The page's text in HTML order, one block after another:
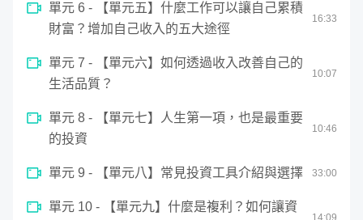
「投資工具」與「投資規劃」放入課程，我會清楚告訴大
家，每個工具你要如何運用，並介紹一個最簡單、最省時，
卻能讓你贏過大多數投資人的投資方法，讓你更懂得如何做
長期的投資規劃，讓資產穩定成長。
這堂課適合哪些人？
單元 6 - 【單元五】什麼工作可以讓自己累積
財富？增加自己收入的五大途徑
16:33
單元 7 - 【單元六】如何透過收入改善自己的
生活品質？
10:07
單元 8 - 【單元七】人生第一項，也是最重要
的投資
10:46
單元 9 - 【單元八】常見投資工具介紹與選擇 33:00
單元 10 - 【單元九】什麼是複利？如何讓資
14:09